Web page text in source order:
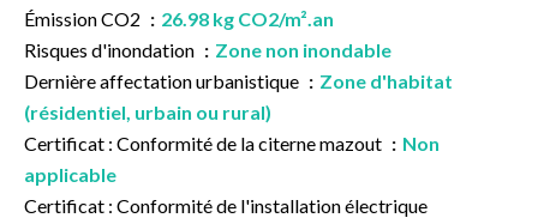
Émission CO2
26.98 kg CO2/m².an
Risques d'inondation
Zone non inondable
Dernière affectation urbanistique
Zone d'habitat
(résidentiel, urbain ou rural)
Certificat : Conformité de la citerne mazout
Non
applicable
Certificat : Conformité de l'installation électrique